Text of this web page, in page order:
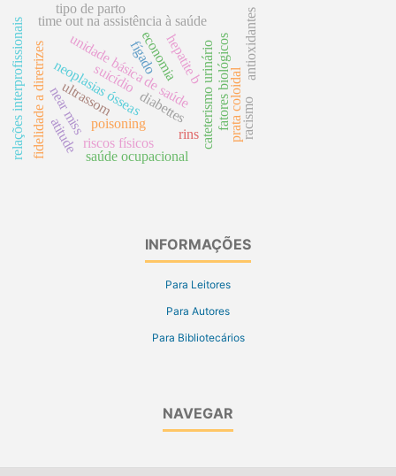
hepatite b
neoplasias ósseas
poisoning
ultrassom cateterismo urinário
near miss
time out na assistência à saúde
fidelidade a diretrizes riscos físicos
unidade básica de saúde fatores biológicos
relações interprofissionais economia
suicídio prata coloidal
diabettes
fígado
rins racismo
tipo de parto antioxidantes
atitude
saúde ocupacional
INFORMAÇÕES
Para Leitores
Para Autores
Para Bibliotecários
NAVEGAR